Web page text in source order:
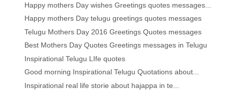
Happy mothers Day wishes Greetings quotes messages...
Happy mothers Day telugu greetings quotes messages
Telugu Mothers Day 2016 Greetings Quotes messages
Best Mothers Day Quotes Greetings messages in Telugu
Inspirational Telugu LIfe quotes
Good morning Inspirational Telugu Quotations about...
Inspirational real life storie about hajappa in te...